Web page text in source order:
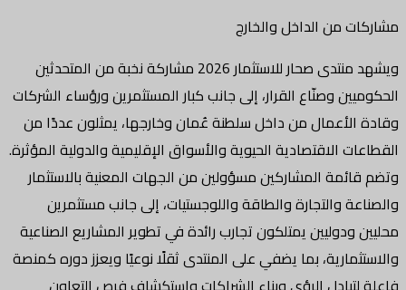
مشاركات من الداخل والخارج
ويشهد منتدى صحار للاستثمار 2026 مشاركة نخبة من المتحدثين
الحكوميين وصنّاع القرار، إلى جانب كبار المستثمرين ورؤساء الشركات
وقادة الأعمال من داخل سلطنة عُمان وخارجها، يمثلون عددًا من
القطاعات الاقتصادية الحيوية والأسواق الإقليمية والدولية المؤثرة.
وتضم قائمة المشاركين مسؤولين من الجهات المعنية بالاستثمار
والصناعة والتجارة والطاقة واللوجستيات، إلى جانب مستثمرين
محليين ودوليين يمتلكون تجارب رائدة في تطوير المشاريع الصناعية
والاستثمارية، بما يضفي على المنتدى ثقلًا نوعيًا ويعزز دوره كمنصة